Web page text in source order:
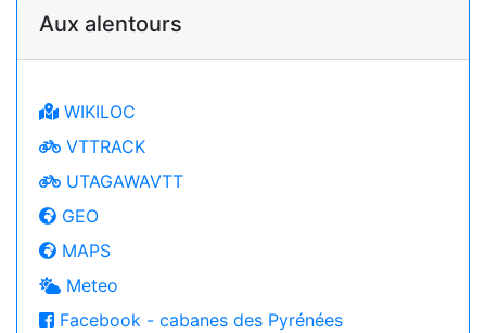
Aux alentours
WIKILOC
VTTRACK
UTAGAWAVTT
GEO
MAPS
Meteo
Facebook - cabanes des Pyrénées